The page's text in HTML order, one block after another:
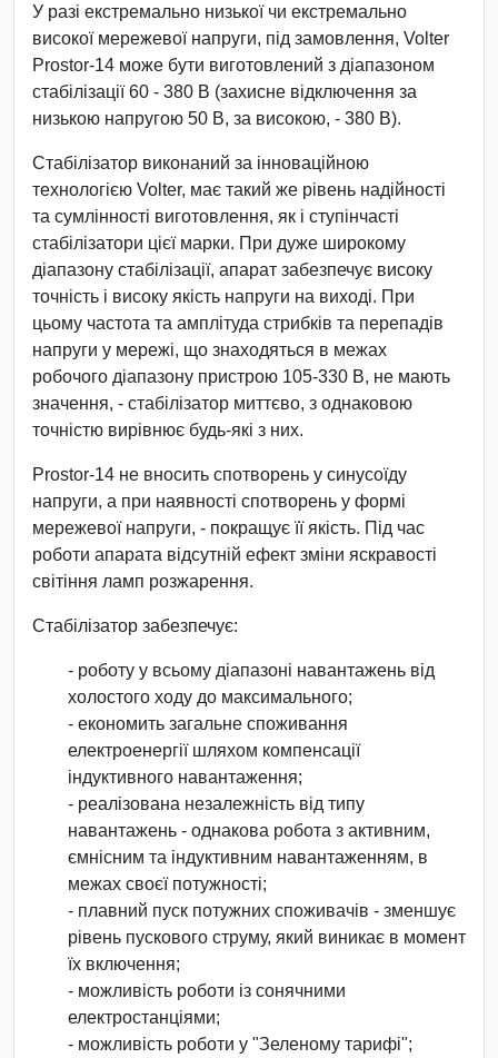
У разі екстремально низької чи екстремально
високої мережевої напруги, під замовлення, Volter
Prostor-14 може бути виготовлений з діапазоном
стабілізації 60 - 380 В (захисне відключення за
низькою напругою 50 В, за високою, - 380 В).
Стабілізатор виконаний за інноваційною
технологією Volter, має такий же рівень надійності
та сумлінності виготовлення, як і ступінчасті
стабілізатори цієї марки. При дуже широкому
діапазону стабілізації, апарат забезпечує високу
точність і високу якість напруги на виході. При
цьому частота та амплітуда стрибків та перепадів
напруги у мережі, що знаходяться в межах
робочого діапазону пристрою 105-330 В, не мають
значення, - стабілізатор миттєво, з однаковою
точністю вирівнює будь-які з них.
Prostor-14 не вносить спотворень у синусоїду
напруги, а при наявності спотворень у формі
мережевої напруги, - покращує її якість. Під час
роботи апарата відсутній ефект зміни яскравості
світіння ламп розжарення.
Стабілізатор забезпечує:
- роботу у всьому діапазоні навантажень від
холостого ходу до максимального;
- економить загальне споживання
електроенергії шляхом компенсації
індуктивного навантаження;
- реалізована незалежність від типу
навантажень - однакова робота з активним,
ємнісним та індуктивним навантаженням, в
межах своєї потужності;
- плавний пуск потужних споживачів - зменшує
рівень пускового струму, який виникає в момент
їх включення;
- можливість роботи із сонячними
електростанціями;
- можливість роботи у "Зеленому тарифі";